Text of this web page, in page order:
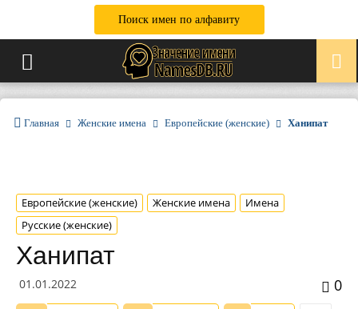
Поиск имен по алфавиту
Главная Женские имена Европейские (женские) Ханипат
Европейские (женские) Женские имена
Имена
Русские (женские)
Ханипат
01.01.2022 0